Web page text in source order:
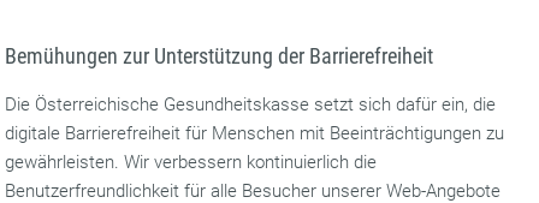
Bemühungen zur Unterstützung der Barrierefreiheit
Die Österreichische Gesundheitskasse setzt sich dafür ein, die
digitale Barrierefreiheit für Menschen mit Beeinträchtigungen zu
gewährleisten. Wir verbessern kontinuierlich die
Benutzerfreundlichkeit für alle Besucher unserer Web-Angebote